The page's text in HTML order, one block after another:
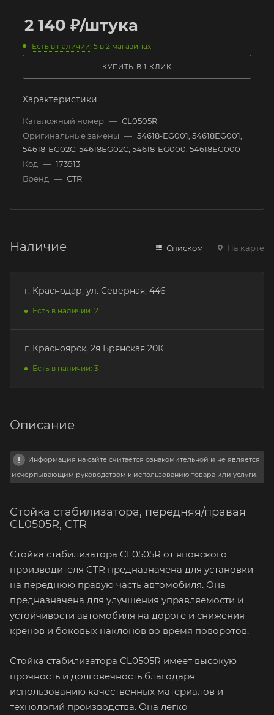
2 140 ₽/штука
Есть в наличии: 5 в 2 магазинах
КУПИТЬ В 1 КЛИК
Характеристики
Каталожный номер — CL0505R
Оригинальные замены — 54618-EG001, 54618EG001,
54618-EG02C, 54618EG02C, 54618-EG000, 54618EG000
Код — 173913
Бренд — CTR
Наличие Списком На карте
г. Краснодар, ул. Северная, 446
Есть в наличии: 2
г. Красноярск, 2я Брянская 20К
Есть в наличии: 3
Описание
Информация на сайте считается ознакомительной и не является
исчерпывающим руководством к использованию товара или услуги.
Стойка стабилизатора, передняя/правая
CL0505R, CTR
Стойка стабилизатора CL0505R от японского
производителя CTR предназначена для установки
на переднюю правую часть автомобиля. Она
предназначена для улучшения управляемости и
устойчивости автомобиля на дороге и снижения
кренов и боковых наклонов во время поворотов.
Стойка стабилизатора CL0505R имеет высокую
прочность и долговечность благодаря
использованию качественных материалов и
технологий производства. Она легко